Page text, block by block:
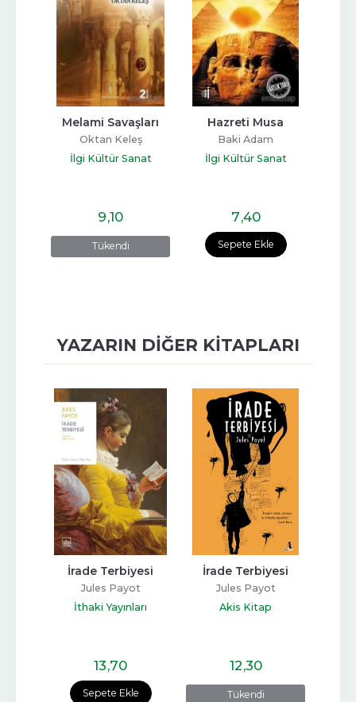
Tükendi
Melami Savaşları
Oktan Keleş
İlgi Kültür Sanat
9,10
Sepete Ekle
Hazreti Musa
Baki Adam
İlgi Kültür Sanat
7,40
YAZARIN DIĞER KITAPLARI
Sepete Ekle
İrade Terbiyesi
Jules Payot
İthaki Yayınları
13,70
Tükendi
İrade Terbiyesi
Jules Payot
Akis Kitap
12,30